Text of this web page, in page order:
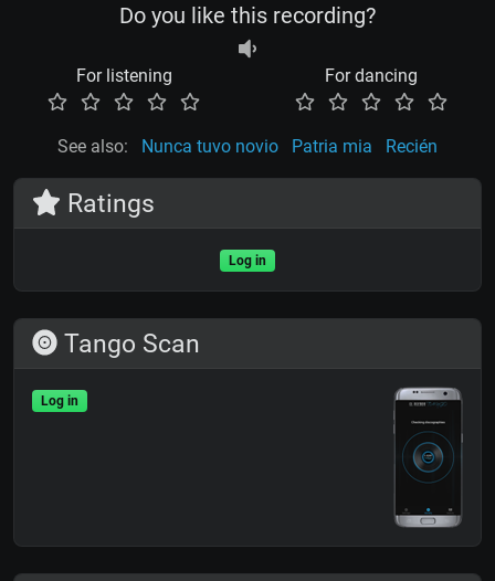
Do you like this recording?
For listening For dancing
See also: Nunca tuvo novio Patria mia Recién
Ratings
Log in
Tango Scan
Log in